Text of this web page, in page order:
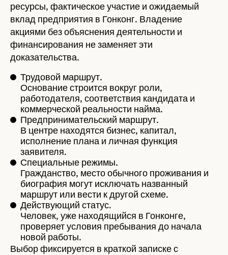
ресурсы, фактическое участие и ожидаемый
вклад предприятия в Гонконг. Владение
акциями без объяснения деятельности и
финансирования не заменяет эти
доказательства.
Трудовой маршрут.
Основание строится вокруг роли,
работодателя, соответствия кандидата и
коммерческой реальности найма.
Предпринимательский маршрут.
В центре находятся бизнес, капитал,
исполнение плана и личная функция
заявителя.
Специальные режимы.
Гражданство, место обычного проживания и
биография могут исключать названный
маршрут или вести к другой схеме.
Действующий статус.
Человек, уже находящийся в Гонконге,
проверяет условия пребывания до начала
новой работы.
Выбор фиксируется в краткой записке с